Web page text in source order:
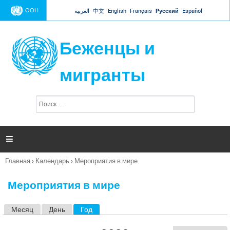
Jump to navigation
ООН العربية 中文 English Français Русский Español
Беженцы и
мигранты
п
и

Вы
Главная › Календарь › Мероприятия в мире
Мероприятия в мире
Месяц День Год